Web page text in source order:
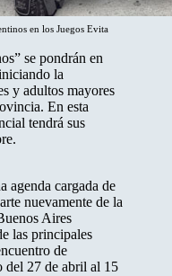
en los Juegos Evita
se pondrán en
la
y adultos mayores
En esta
tendrá sus
agenda cargada de
nuevamente de la
Aires
las principales
de
del 27 de abril al 15